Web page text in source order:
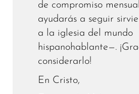
de compromiso
ayudarás a seguir
a la iglesia del mundo
hispanohablante—.
considerarlo!
En Cristo,